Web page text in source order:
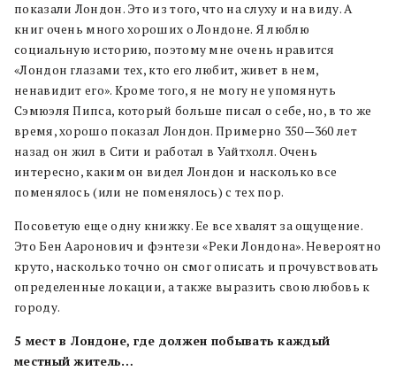
показали Лондон. Это из того, что на слуху и на виду. А
книг очень много хороших о Лондоне. Я люблю
социальную историю, поэтому мне очень нравится
«Лондон глазами тех, кто его любит, живет в нем,
ненавидит его». Кроме того, я не могу не упомянуть
Сэмюэля Пипса, который больше писал о себе, но, в то же
время, хорошо показал Лондон. Примерно 350—360 лет
назад он жил в Сити и работал в Уайтхолл. Очень
интересно, каким он видел Лондон и насколько все
поменялось (или не поменялось) с тех пор.
Посоветую еще одну книжку. Ее все хвалят за ощущение.
Это Бен Ааронович и фэнтези «Реки Лондона». Невероятно
круто, насколько точно он смог описать и прочувствовать
определенные локации, а также выразить свою любовь к
городу.
5 мест в Лондоне, где должен побывать каждый
местный житель…